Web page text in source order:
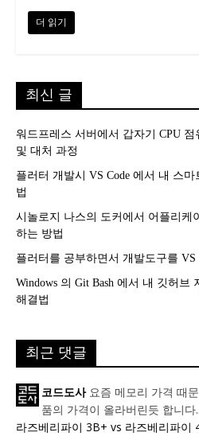
더 읽기
최신 글
워드프레스 서버에서 갑자기 CPU
및 대처 과정
플러터 개발시 VS Code 에서 내 스
법
시놀로지 나스의 도커에서 어플리케
하는 방법
플러터를 공부하면서 개발도구를 VS
Windows 의 Git Bash 에서 내 깃허브
해결법
최근 댓글
코드도사 요즘 메모리 가격 때
품의 가격이 올라버린듯 합니다
라즈베리파이 3B+ vs 라즈베리파이